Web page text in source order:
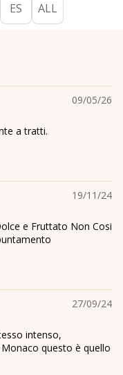
ES ALL
09/05/26
a tratti.
19/11/24
e Fruttato Non Cosi
27/09/24
intenso,
questo è quello